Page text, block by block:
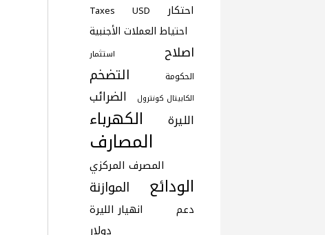
Taxes USD احتكار
احتياط العملات الأجنبية
استثمار اصلاح
التضخم الحكومة
الضرائب الكابيتال كونترول
الكهرباء الليرة
المصارف
المصرف المركزي
الموازنة الودائع
انهيار الليرة دعم
دولار